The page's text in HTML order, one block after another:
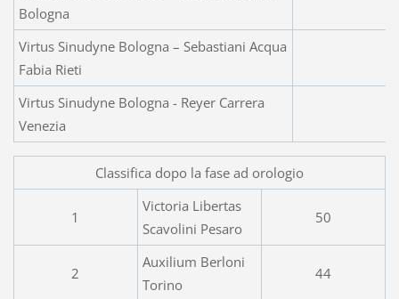
Bologna
Virtus Sinudyne Bologna – Sebastiani Acqua
Fabia Rieti
Virtus Sinudyne Bologna - Reyer Carrera
Venezia
Classifica dopo la fase ad orologio
1
Victoria Libertas
Scavolini Pesaro
50
2
Auxilium Berloni
Torino
44